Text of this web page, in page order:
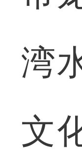
湾
文